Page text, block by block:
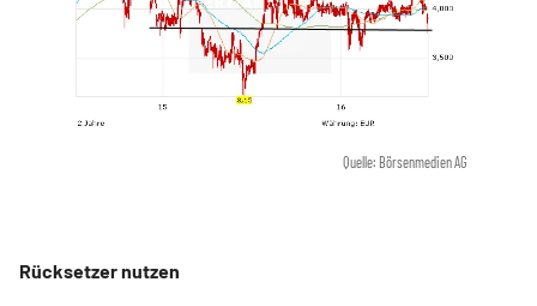
Quelle: Börsenmedien AG
Rücksetzer nutzen